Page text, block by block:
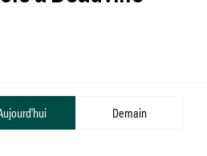
Demain